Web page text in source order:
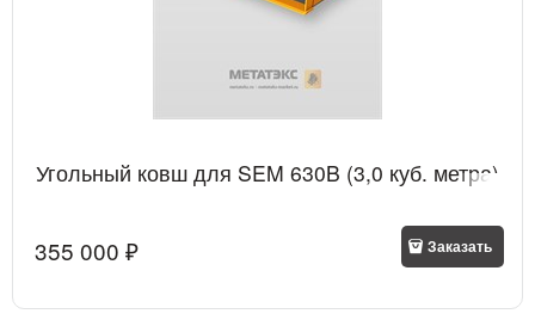
Угольный ковш для SEM 630B (3,0 куб. метра)
355 000 ₽ Заказать